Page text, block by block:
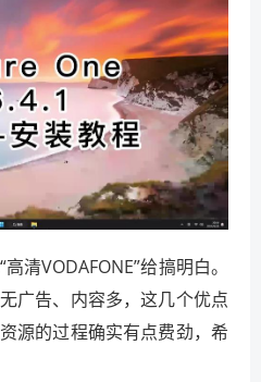
清VODAFONE”给搞明白。
广告、内容多，这几个优点
源的过程确实有点费劲，希